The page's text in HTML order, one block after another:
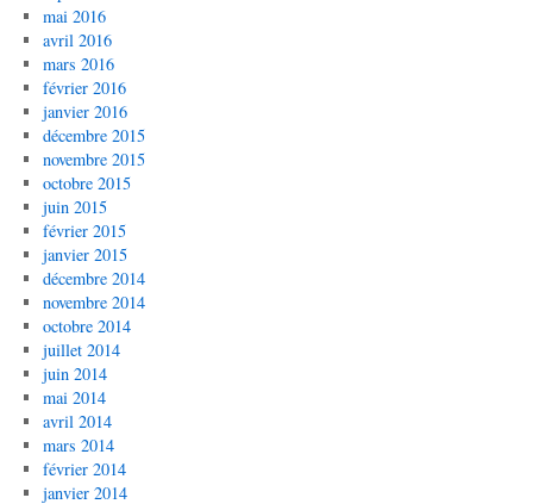
mai 2016
avril 2016
mars 2016
février 2016
janvier 2016
décembre 2015
novembre 2015
octobre 2015
juin 2015
février 2015
janvier 2015
décembre 2014
novembre 2014
octobre 2014
juillet 2014
juin 2014
mai 2014
avril 2014
mars 2014
février 2014
janvier 2014